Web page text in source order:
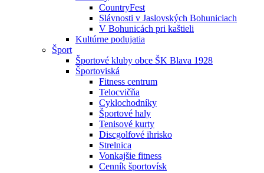
CountryFest
Slávnosti v Jaslovských Bohuniciach
V Bohunicách pri kaštieli
Kultúrne podujatia
Šport
Športové kluby obce ŠK Blava 1928
Športoviská
Fitness centrum
Telocvičňa
Cyklochodníky
Športové haly
Tenisové kurty
Discgolfové ihrisko
Strelnica
Vonkajšie fitness
Cenník športovísk